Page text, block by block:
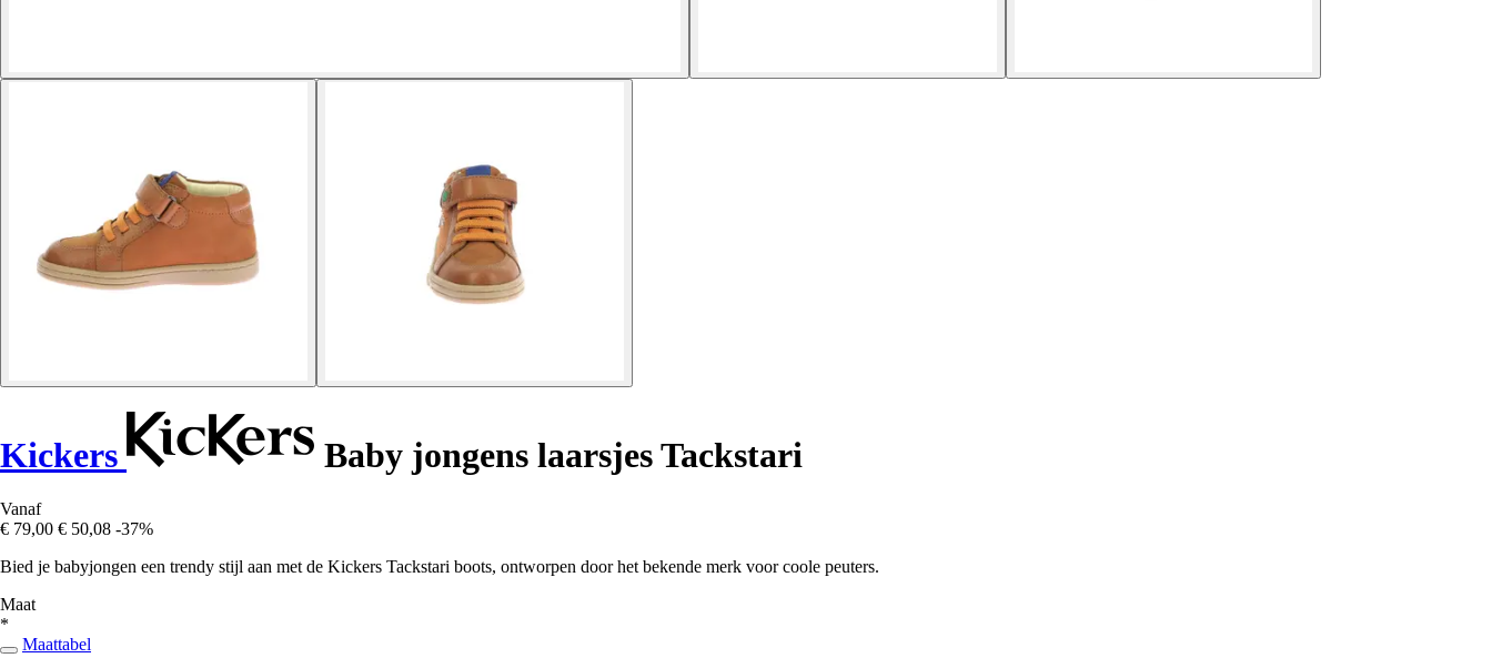
Kickers Baby jongens laarsjes Tackstari
Vanaf
€ 79,00 € 50,08 -37%
Bied je babyjongen een trendy stijl aan met de Kickers Tackstari boots, ontworpen door het bekende merk voor coole peuters.
Maat
*
Maattabel